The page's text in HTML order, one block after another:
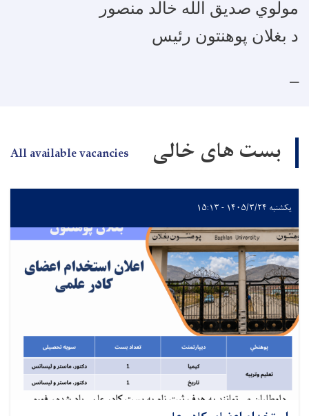
مولوي صديق الله خالد منصور
د بغلان پوهنتون رئیس
بست های خالی All available vacancies
یکشنبه ۱۴۰۵/۳/۲۴ - ۱۵:۱۳